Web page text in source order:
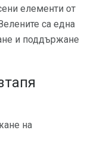
елементи от
са една
и поддържане
на